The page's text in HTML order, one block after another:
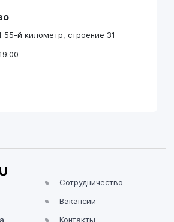
й километр, строение 31
Сотрудничество
Вакансии
Контакты